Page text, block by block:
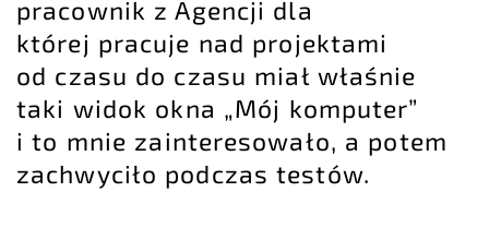
pracownik z Agencji dla
której pracuje nad projektami
od czasu do czasu miał właśnie
taki widok okna „Mój komputer”
i to mnie zainteresowało, a potem
zachwyciło podczas testów.